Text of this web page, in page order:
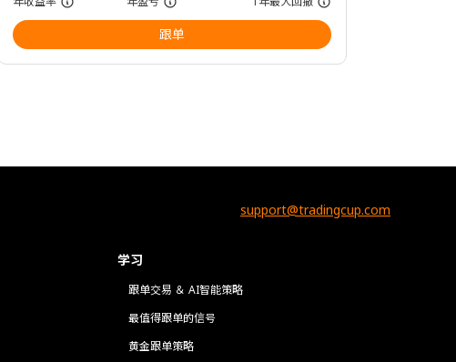
跟单
support@tradingcup.com
学习
跟单交易 ＆ AI智能策略
最值得跟单的信号
黄金跟单策略